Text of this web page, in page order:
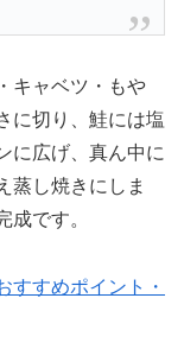
キャベツ・もや
に切り、鮭には塩
に広げ、真ん中に
蒸し焼きにしま
成です。
すすめポイント・